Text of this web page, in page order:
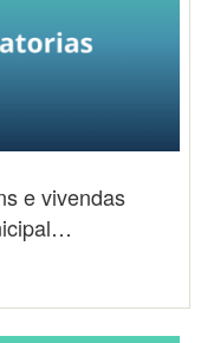
e vivendas